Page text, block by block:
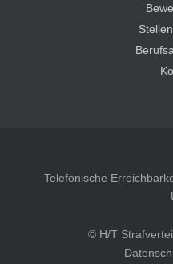
Telefonische
© H/T